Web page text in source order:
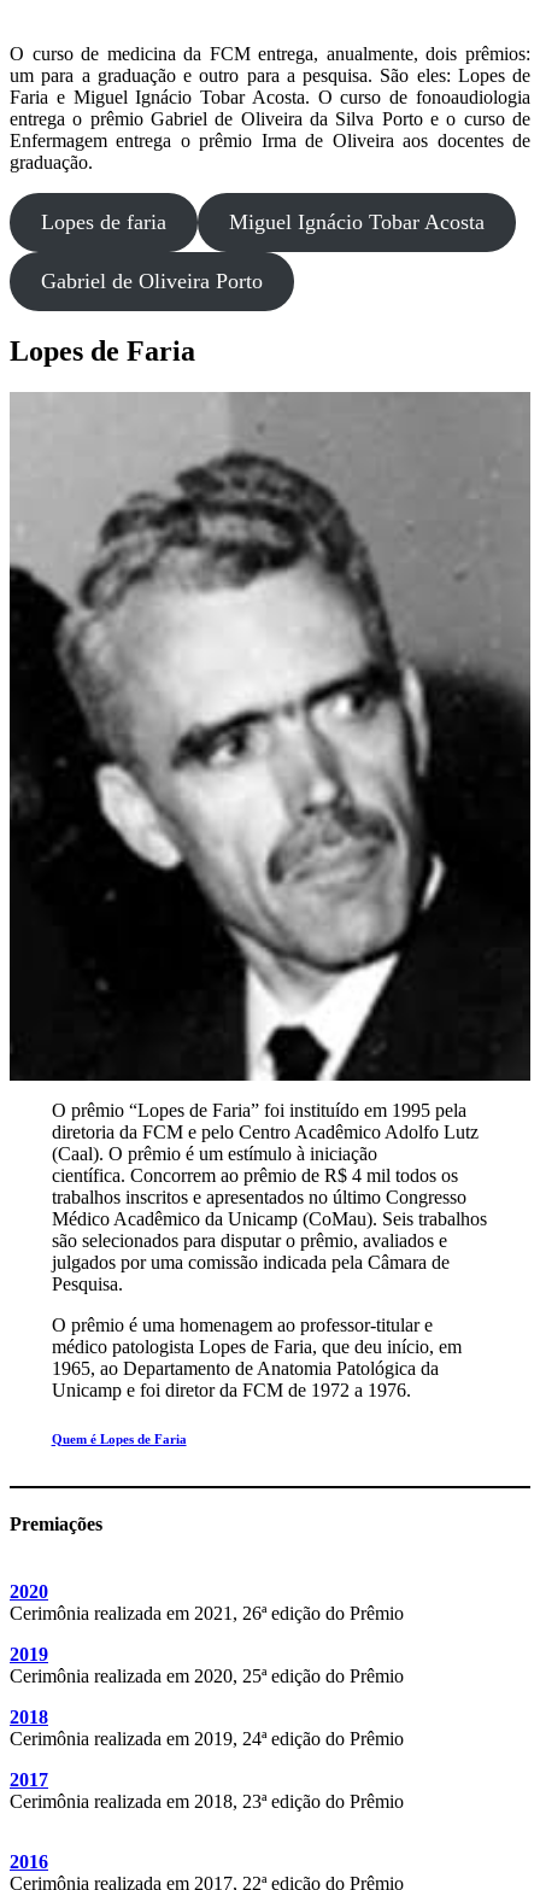
O curso de medicina da FCM entrega, anualmente, dois prêmios:
um para a graduação e outro para a pesquisa. São eles: Lopes de
Faria e Miguel Ignácio Tobar Acosta. O curso de fonoaudiologia
entrega o prêmio Gabriel de Oliveira da Silva Porto e o curso de
Enfermagem entrega o prêmio Irma de Oliveira aos docentes de
graduação.
Lopes de faria Miguel Ignácio Tobar Acosta
Gabriel de Oliveira Porto
Lopes de Faria
O prêmio “Lopes de Faria” foi instituído em 1995 pela
diretoria da FCM e pelo Centro Acadêmico Adolfo Lutz
(Caal). O prêmio é um estímulo à iniciação
científica. Concorrem ao prêmio de R$ 4 mil todos os
trabalhos inscritos e apresentados no último Congresso
Médico Acadêmico da Unicamp (CoMau). Seis trabalhos
são selecionados para disputar o prêmio, avaliados e
julgados por uma comissão indicada pela Câmara de
Pesquisa.
O prêmio é uma homenagem ao professor-titular e
médico patologista Lopes de Faria, que deu início, em
1965, ao Departamento de Anatomia Patológica da
Unicamp e foi diretor da FCM de 1972 a 1976.
Quem é Lopes de Faria
Premiações
2020
Cerimônia realizada em 2021, 26ª edição do Prêmio
2019
Cerimônia realizada em 2020, 25ª edição do Prêmio
2018
Cerimônia realizada em 2019, 24ª edição do Prêmio
2017
Cerimônia realizada em 2018, 23ª edição do Prêmio
2016
Cerimônia realizada em 2017, 22ª edição do Prêmio